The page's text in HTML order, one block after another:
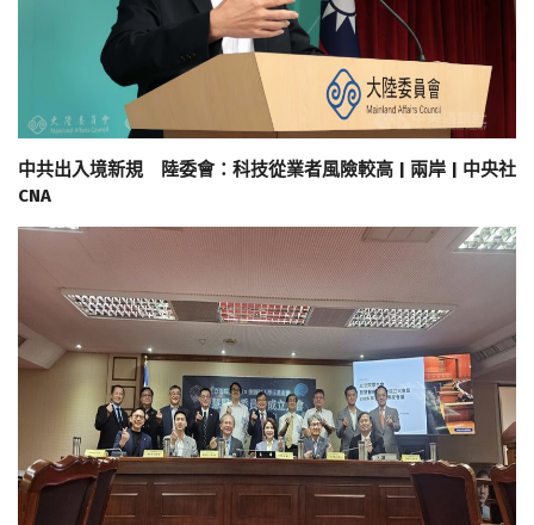
中共出入境新規 陸委會：科技從業者風險較高 | 兩岸 | 中央社
CNA